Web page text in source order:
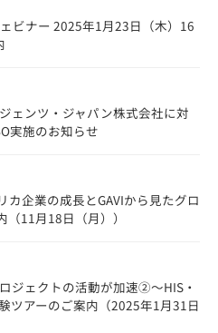
ビナー 2025年1月23日（木）16
ェンツ・ジャパン株式会社に対
実施のお知らせ
カ企業の成長とGAVIから見たグロ
11月18日（月））
ジェクトの活動が加速②～HIS・
ツアーのご案内（2025年1月31日